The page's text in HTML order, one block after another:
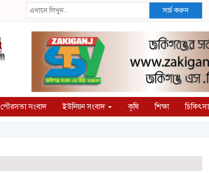
সার্চ করুন
পৌরসভা সংবাদ ইউনিয়ন সংবাদ কৃষি শিক্ষা চিকিৎসা